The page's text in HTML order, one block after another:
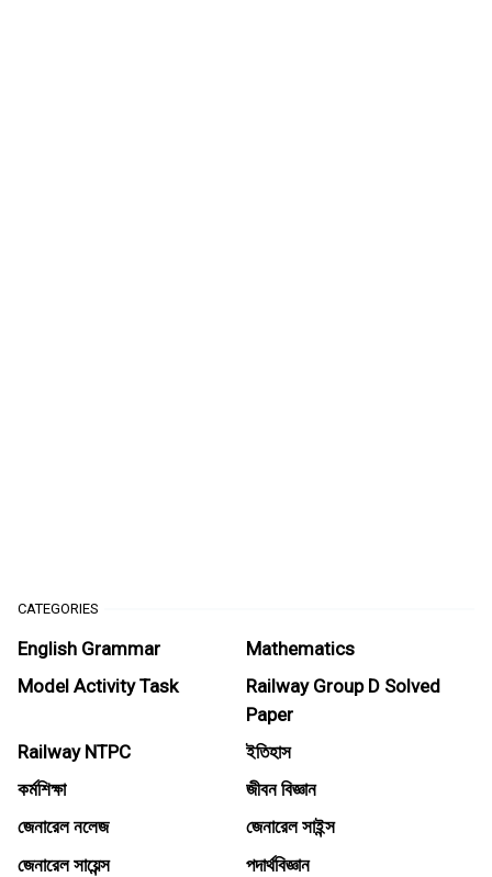
CATEGORIES
English Grammar
Mathematics
Model Activity Task
Railway Group D Solved
Paper
Railway NTPC
ইতিহাস
কর্মশিক্ষা
জীবন বিজ্ঞান
জেনারেল নলেজ
জেনারেল সাইন্স
জেনারেল সায়েন্স
পদার্থবিজ্ঞান